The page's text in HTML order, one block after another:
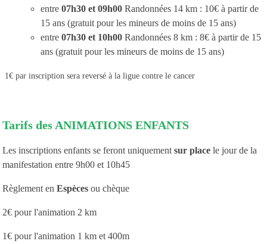
entre 07h30 et 09h00 Randonnées 14 km : 10€ à partir de
15 ans (gratuit pour les mineurs de moins de 15 ans)
entre 07h30 et 10h00 Randonnées 8 km : 8€ à partir de 15
ans (gratuit pour les mineurs de moins de 15 ans)
1€ par inscription sera reversé à la ligue contre le cancer
Tarifs des ANIMATIONS ENFANTS
Les inscriptions enfants se feront uniquement sur place le jour de la
manifestation entre 9h00 et 10h45
Règlement en Espèces ou chèque
2€ pour l'animation 2 km
1€ pour l'animation 1 km et 400m